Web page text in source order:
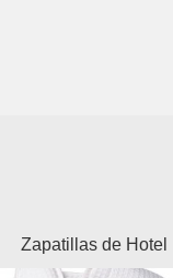
Zapatillas de Hotel